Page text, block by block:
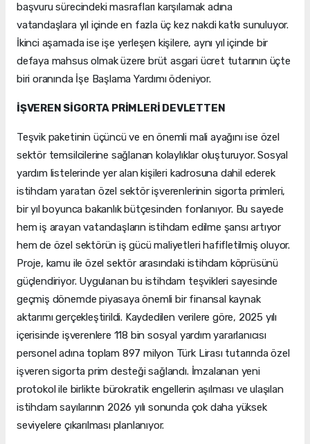
başvuru sürecindeki masrafları karşılamak adına
vatandaşlara yıl içinde en fazla üç kez nakdi katkı sunuluyor.
İkinci aşamada ise işe yerleşen kişilere, aynı yıl içinde bir
defaya mahsus olmak üzere brüt asgari ücret tutarının üçte
biri oranında İşe Başlama Yardımı ödeniyor.
İŞVEREN SİGORTA PRİMLERİ DEVLETTEN
Teşvik paketinin üçüncü ve en önemli mali ayağını ise özel
sektör temsilcilerine sağlanan kolaylıklar oluşturuyor. Sosyal
yardım listelerinde yer alan kişileri kadrosuna dahil ederek
istihdam yaratan özel sektör işverenlerinin sigorta primleri,
bir yıl boyunca bakanlık bütçesinden fonlanıyor. Bu sayede
hem iş arayan vatandaşların istihdam edilme şansı artıyor
hem de özel sektörün iş gücü maliyetleri hafifletilmiş oluyor.
Proje, kamu ile özel sektör arasındaki istihdam köprüsünü
güçlendiriyor. Uygulanan bu istihdam teşvikleri sayesinde
geçmiş dönemde piyasaya önemli bir finansal kaynak
aktarımı gerçekleştirildi. Kaydedilen verilere göre, 2025 yılı
içerisinde işverenlere 118 bin sosyal yardım yararlanıcısı
personel adına toplam 897 milyon Türk Lirası tutarında özel
işveren sigorta prim desteği sağlandı. İmzalanan yeni
protokol ile birlikte bürokratik engellerin aşılması ve ulaşılan
istihdam sayılarının 2026 yılı sonunda çok daha yüksek
seviyelere çıkarılması planlanıyor.